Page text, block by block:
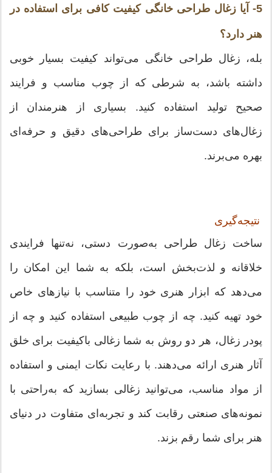
5- آیا زغال طراحی خانگی کیفیت کافی برای استفاده در
هنر دارد؟
بله، زغال طراحی خانگی می‌تواند کیفیت بسیار خوبی
داشته باشد، به شرطی که از چوب مناسب و فرایند
صحیح تولید استفاده کنید. بسیاری از هنرمندان از
زغال‌های دست‌ساز برای طراحی‌های دقیق و حرفه‌ای
بهره می‌برند.
نتیجه‌گیری
ساخت زغال طراحی به‌صورت دستی، نه‌تنها فرایندی
خلاقانه و لذت‌بخش است، بلکه به شما این امکان را
می‌دهد که ابزار هنری خود را متناسب با نیازهای خاص
خود تهیه کنید. چه از چوب طبیعی استفاده کنید و چه از
پودر زغال، هر دو روش به شما زغالی باکیفیت برای خلق
آثار هنری ارائه می‌دهند. با رعایت نکات ایمنی و استفاده
از مواد مناسب، می‌توانید زغالی بسازید که به‌راحتی با
نمونه‌های صنعتی رقابت کند و تجربه‌ای متفاوت در دنیای
هنر برای شما رقم بزند.